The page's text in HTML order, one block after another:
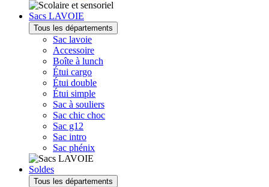
Sacs LAVOIE
Tous les départements
Sac lavoie
Accessoire
Boîte à lunch
Étui cargo
Étui double
Étui simple
Sac à souliers
Sac chic choc
Sac g12
Sac intro
Sac phénix
Soldes
Tous les départements